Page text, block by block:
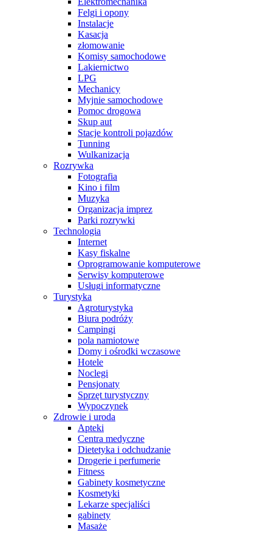
Felgi i opony
Instalacje
Kasacja
złomowanie
Komisy samochodowe
Lakiernictwo
LPG
Mechanicy
Myjnie samochodowe
Pomoc drogowa
Skup aut
Stacje kontroli pojazdów
Tunning
Wulkanizacja
Rozrywka
Fotografia
Kino i film
Muzyka
Organizacja imprez
Parki rozrywki
Technologia
Internet
Kasy fiskalne
Oprogramowanie komputerowe
Serwisy komputerowe
Usługi informatyczne
Turystyka
Agroturystyka
Biura podróży
Campingi
pola namiotowe
Domy i ośrodki wczasowe
Hotele
Noclegi
Pensjonaty
Sprzęt turystyczny
Wypoczynek
Zdrowie i uroda
Apteki
Centra medyczne
Dietetyka i odchudzanie
Drogerie i perfumerie
Fitness
Gabinety kosmetyczne
Kosmetyki
Lekarze specjaliści
gabinety
Masaże